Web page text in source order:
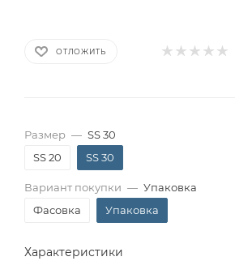
ОТЛОЖИТЬ
Размер — SS 30
SS 20
SS 30
Вариант покупки — Упаковка
Фасовка
Упаковка
Характеристики